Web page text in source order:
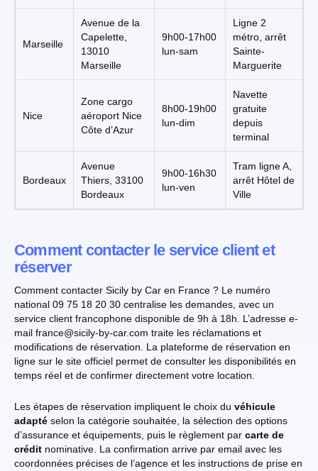
Marseille
Avenue de la
Capelette,
13010
Marseille
9h00-17h00
lun-sam
Ligne 2
métro, arrêt
Sainte-
Marguerite
Nice
Zone cargo
aéroport Nice
Côte d’Azur
8h00-19h00
lun-dim
Navette
gratuite
depuis
terminal
Bordeaux
Avenue
Thiers, 33100
Bordeaux
9h00-16h30
lun-ven
Tram ligne A,
arrêt Hôtel de
Ville
Comment contacter le service client et
réserver
Comment contacter Sicily by Car en France ? Le numéro
national 09 75 18 20 30 centralise les demandes, avec un
service client francophone disponible de 9h à 18h. L’adresse e-
mail france@sicily-by-car.com traite les réclamations et
modifications de réservation. La plateforme de réservation en
ligne sur le site officiel permet de consulter les disponibilités en
temps réel et de confirmer directement votre location.
Les étapes de réservation impliquent le choix du véhicule
adapté selon la catégorie souhaitée, la sélection des options
d’assurance et équipements, puis le règlement par carte de
crédit nominative. La confirmation arrive par email avec les
coordonnées précises de l’agence et les instructions de prise en